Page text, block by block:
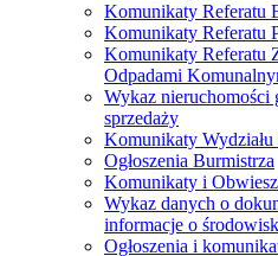
Komunikaty Referatu
Komunikaty Referatu
Komunikaty Referatu
Odpadami
Wykaz nieruchomości
sprzedaży
Komunikaty
Ogłoszenia Burmistrza
Komunikaty i
Wykaz danych o
informacje o
Ogłoszenia i